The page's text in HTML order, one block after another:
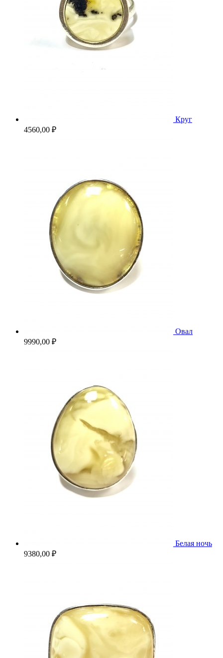
Круг
4560,00 ₽
Овал
9990,00 ₽
Белая ночь
9380,00 ₽